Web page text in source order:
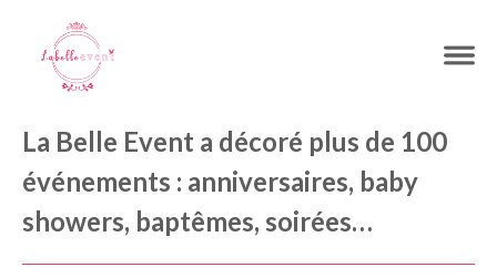
La Belle Event a décoré plus de 100
événements : anniversaires, baby
showers, baptêmes, soirées…